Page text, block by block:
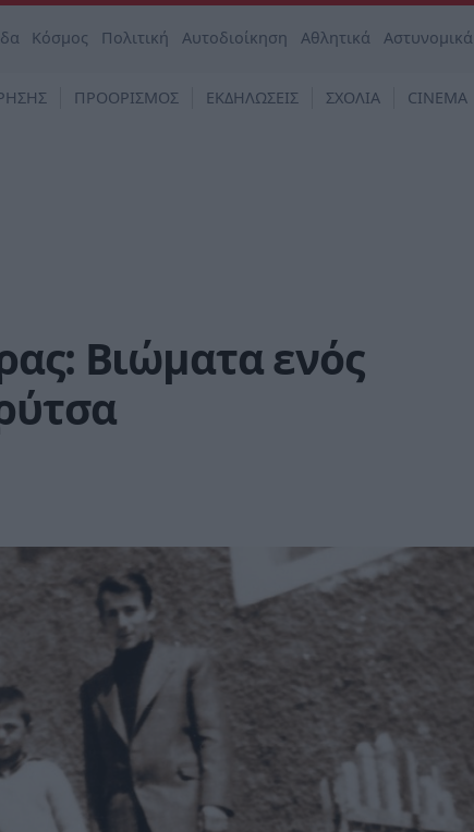
Κόσμος Πολιτική Αυτοδιοίκηση Αθλητικά Αστυνομικά
ΠΡΟΟΡΙΣΜΟΣ ΕΚΔΗΛΩΣΕΙΣ ΣΧΟΛΙΑ CINEMA
Βιώματα ενός